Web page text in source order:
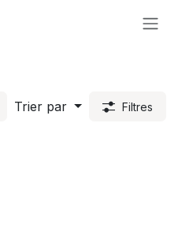
Trier par Filtres